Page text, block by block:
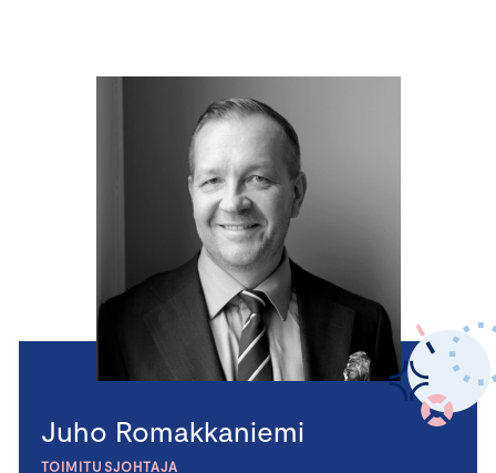
Juho Romakkaniemi
TOIMITUSJOHTAJA